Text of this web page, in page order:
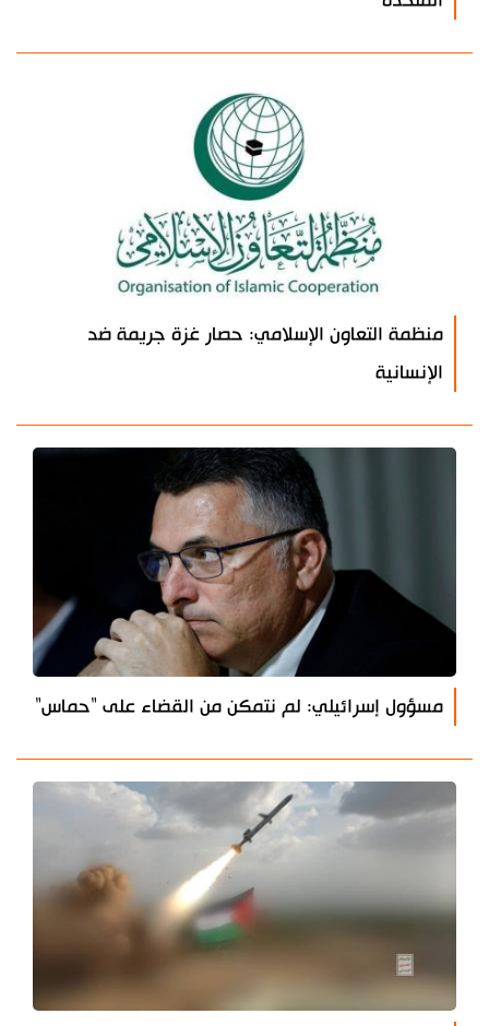
منظمة التعاون الإسلامي: حصار غزة جريمة ضد
الإنسانية
مسؤول إسرائيلي: لم نتمكن من القضاء على "حماس"